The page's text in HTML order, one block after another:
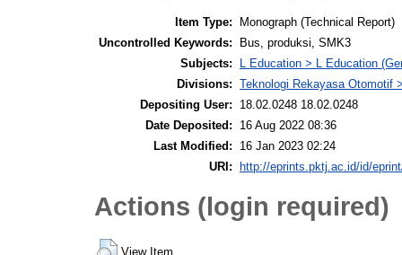
Item Type:
Monograph (Technical Report)
Uncontrolled Keywords:
Bus, produksi, SMK3
Subjects:
L Education > L Education
Divisions: Teknologi Rekayasa Otomotif
Depositing User:
18.02.0248 18.02.0248
Date Deposited:
16 Aug 2022 08:36
Last Modified:
16 Jan 2023 02:24
URI:
http://eprints.pktj.ac.id/id/
Actions (login required)
View Item